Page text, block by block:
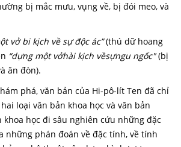
bị mắc mưu, vụng về, bị đói meo, và
vở bi kịch về sự độc ác”(thú dữ hoang
“dựng một vởhài kịch vềsựngu ngốc"(bị
ăn đòn).
phá, văn bản của Hi-pô-lít Ten đã chỉ
loại văn bản khoa học và văn bản
khoa học đi sâu nghiên cứu những đặc
những phán đoán về đặc tính, về tính